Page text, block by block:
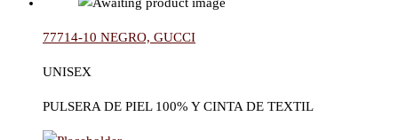
77714-10 NEGRO, GUCCI
UNISEX
PULSERA DE PIEL 100% Y CINTA DE TEXTIL